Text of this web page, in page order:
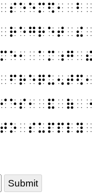
Submit